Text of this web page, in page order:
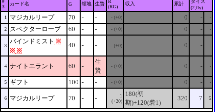
#
3
カード名 G 領地 生贄
R
(RG)
収入 累計
ダイス
(2,fly)
1
マジカルリープ 70 - - - (+0) 0 - -
2 スペクターローブ 60 - - - (+0) 0 - -
3
バインドミスト ※
※ ※
40 - - - (+0) 0 - -
4 ナイトエラント 60 -
生
贄
- (+0) 0 - -
5 ギフト 100 - - - (+0) 0 - -
6 マジカルリープ 70 - -
1
(+20)
180(初
期)+120(砦1)
320 7 5